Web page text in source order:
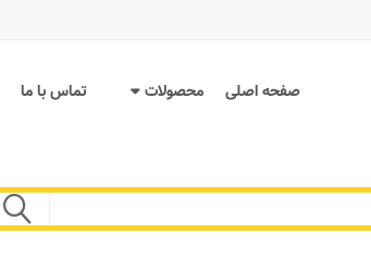
صفحه اصلی محصولات تماس با ما